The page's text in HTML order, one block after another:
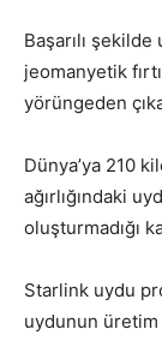
Başarılı
jeomanyetik
yörüngeden
Dünya’ya 210
ağırlığındaki
oluşturmadığı
Starlink uydu
uydunun üretim